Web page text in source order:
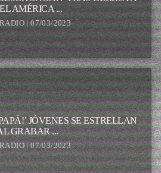
AMÉRICA ...
| 07/03/2023
JÓVENES SE ESTRELLAN
GRABAR ...
| 07/03/2023